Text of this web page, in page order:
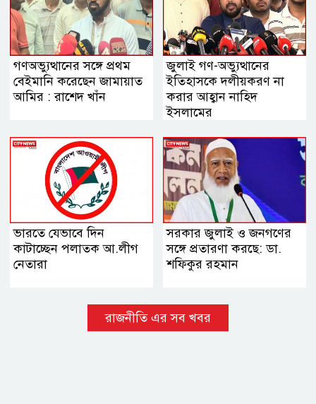
গণঅভ্যুত্থানের সঙ্গে প্রথম
বেইমানি করেছেন জামায়াত
আমির : রাশেদ খাঁন
জুলাই গণ-অভ্যুত্থানের
ইতিহাসকে দলীয়করণ না
করার আহ্বান নাহিদ
ইসলামের
ভারতে যেভাবে দিন
কাটাচ্ছেন পলাতক আ.লীগ
নেতারা
সরকার জুলাই ও জনগণের
সঙ্গে প্রতারণা করছে: ডা.
শফিকুর রহমান
রাজনীতি এর সব খবর